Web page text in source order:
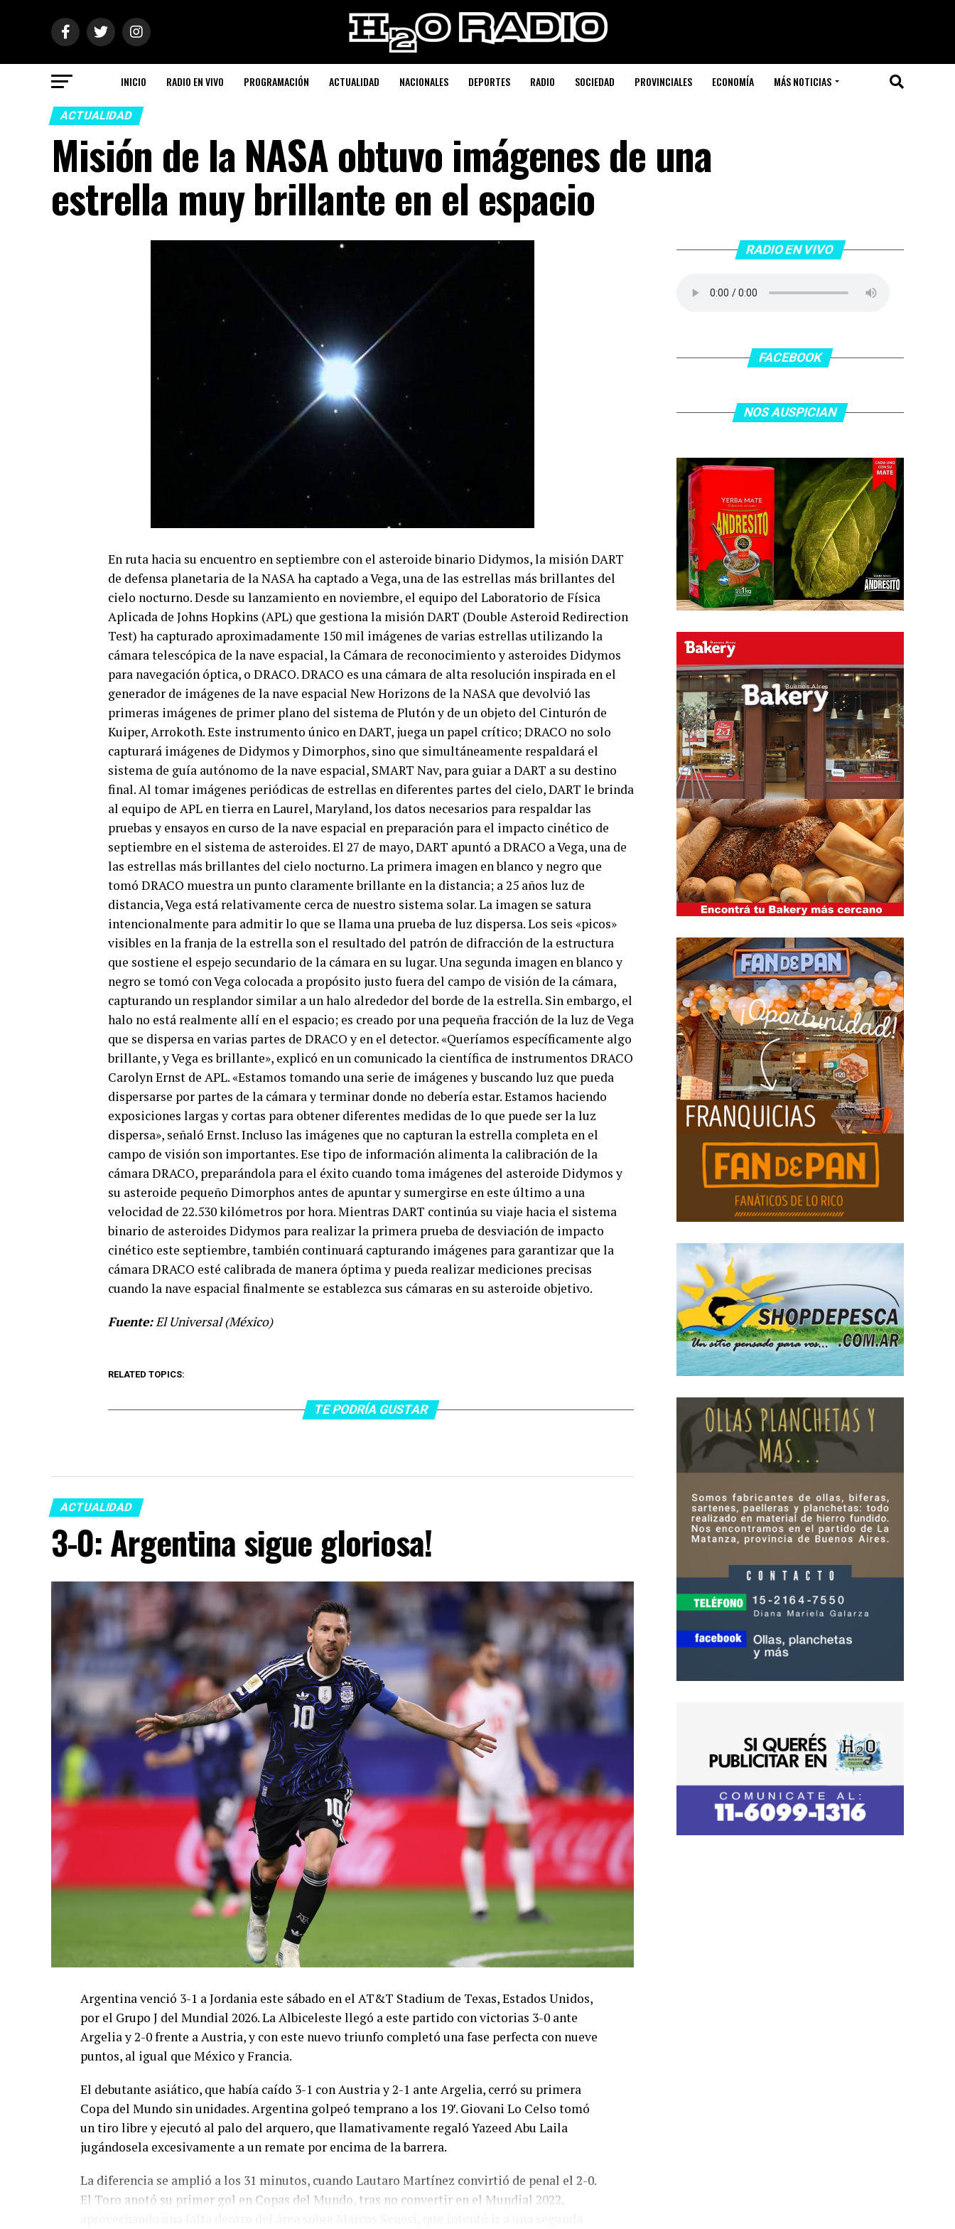
INICIO RADIO EN VIVO PROGRAMACIÓN ACTUALIDAD NACIONALES DEPORTES RADIO SOCIEDAD PROVINCIALES ECONOMÍA MÁS NOTICIAS
ACTUALIDAD
Misión de la NASA obtuvo imágenes de una
estrella muy brillante en el espacio
En ruta hacia su encuentro en septiembre con el asteroide binario Didymos, la misión DART
de defensa planetaria de la NASA ha captado a Vega, una de las estrellas más brillantes del
cielo nocturno. Desde su lanzamiento en noviembre, el equipo del Laboratorio de Física
Aplicada de Johns Hopkins (APL) que gestiona la misión DART (Double Asteroid Redirection
Test) ha capturado aproximadamente 150 mil imágenes de varias estrellas utilizando la
cámara telescópica de la nave espacial, la Cámara de reconocimiento y asteroides Didymos
para navegación óptica, o DRACO. DRACO es una cámara de alta resolución inspirada en el
generador de imágenes de la nave espacial New Horizons de la NASA que devolvió las
primeras imágenes de primer plano del sistema de Plutón y de un objeto del Cinturón de
Kuiper, Arrokoth. Este instrumento único en DART, juega un papel crítico; DRACO no solo
capturará imágenes de Didymos y Dimorphos, sino que simultáneamente respaldará el
sistema de guía autónomo de la nave espacial, SMART Nav, para guiar a DART a su destino
final. Al tomar imágenes periódicas de estrellas en diferentes partes del cielo, DART le brinda
al equipo de APL en tierra en Laurel, Maryland, los datos necesarios para respaldar las
pruebas y ensayos en curso de la nave espacial en preparación para el impacto cinético de
septiembre en el sistema de asteroides. El 27 de mayo, DART apuntó a DRACO a Vega, una de
las estrellas más brillantes del cielo nocturno. La primera imagen en blanco y negro que
tomó DRACO muestra un punto claramente brillante en la distancia; a 25 años luz de
distancia, Vega está relativamente cerca de nuestro sistema solar. La imagen se satura
intencionalmente para admitir lo que se llama una prueba de luz dispersa. Los seis «picos»
visibles en la franja de la estrella son el resultado del patrón de difracción de la estructura
que sostiene el espejo secundario de la cámara en su lugar. Una segunda imagen en blanco y
negro se tomó con Vega colocada a propósito justo fuera del campo de visión de la cámara,
capturando un resplandor similar a un halo alrededor del borde de la estrella. Sin embargo, el
halo no está realmente allí en el espacio; es creado por una pequeña fracción de la luz de Vega
que se dispersa en varias partes de DRACO y en el detector. «Queríamos específicamente algo
brillante, y Vega es brillante», explicó en un comunicado la científica de instrumentos DRACO
Carolyn Ernst de APL. «Estamos tomando una serie de imágenes y buscando luz que pueda
dispersarse por partes de la cámara y terminar donde no debería estar. Estamos haciendo
exposiciones largas y cortas para obtener diferentes medidas de lo que puede ser la luz
dispersa», señaló Ernst. Incluso las imágenes que no capturan la estrella completa en el
campo de visión son importantes. Ese tipo de información alimenta la calibración de la
cámara DRACO, preparándola para el éxito cuando toma imágenes del asteroide Didymos y
su asteroide pequeño Dimorphos antes de apuntar y sumergirse en este último a una
velocidad de 22.530 kilómetros por hora. Mientras DART continúa su viaje hacia el sistema
binario de asteroides Didymos para realizar la primera prueba de desviación de impacto
cinético este septiembre, también continuará capturando imágenes para garantizar que la
cámara DRACO esté calibrada de manera óptima y pueda realizar mediciones precisas
cuando la nave espacial finalmente se establezca sus cámaras en su asteroide objetivo.
Fuente:El Universal (México)
RELATED TOPICS:
TE PODRÍA GUSTAR
ACTUALIDAD
3-0: Argentina sigue gloriosa!
Argentina venció 3-1 a Jordania este sábado en el AT&T Stadium de Texas, Estados Unidos,
por el Grupo J del Mundial 2026. La Albiceleste llegó a este partido con victorias 3-0 ante
Argelia y 2-0 frente a Austria, y con este nuevo triunfo completó una fase perfecta con nueve
puntos, al igual que México y Francia.
El debutante asiático, que había caído 3-1 con Austria y 2-1 ante Argelia, cerró su primera
Copa del Mundo sin unidades. Argentina golpeó temprano a los 19′. Giovani Lo Celso tomó
un tiro libre y ejecutó al palo del arquero, que llamativamente regaló Yazeed Abu Laila
jugándosela excesivamente a un remate por encima de la barrera.
La diferencia se amplió a los 31 minutos, cuando Lautaro Martínez convirtió de penal el 2-0.
El Toro anotó su primer gol en Copas del Mundo, tras no convertir en el Mundial 2022,
RADIO EN VIVO
FACEBOOK
NOS AUSPICIAN